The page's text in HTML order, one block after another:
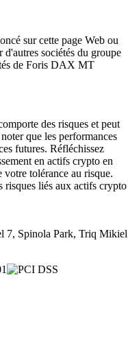
sur cette page Web ou
d'autres sociétés du groupe
de Foris DAX MT
des risques et peut
que les performances
futures. Réfléchissez
en actifs crypto en
tolérance au risque.
risques liés aux actifs crypto
7, Spinola Park, Triq Mikiel